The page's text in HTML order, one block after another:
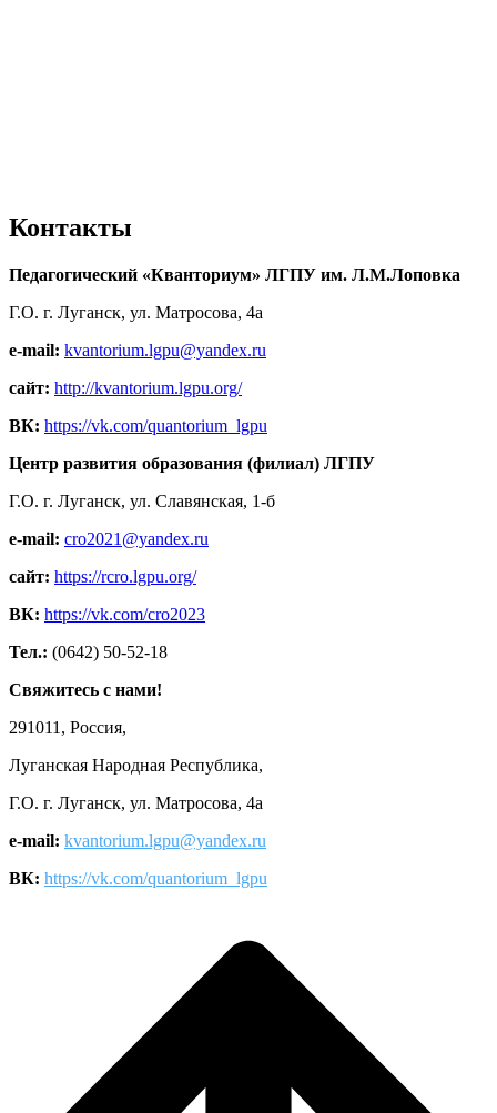
Контакты
Педагогический «Кванториум» ЛГПУ им. Л.М.Лоповка
Г.О. г. Луганск, ул. Матросова, 4а
e-mail: kvantorium.lgpu@yandex.ru
сайт: http://kvantorium.lgpu.org/
ВК: https://vk.com/quantorium_lgpu
Центр развития образования (филиал) ЛГПУ
Г.О. г. Луганск, ул. Славянская, 1-б
e-mail: cro2021@yandex.ru
сайт: https://rcro.lgpu.org/
ВК: https://vk.com/cro2023
Тел.: (0642) 50-52-18
Свяжитесь с нами!
291011, Россия,
Луганская Народная Республика,
Г.О. г. Луганск, ул. Матросова, 4а
e-mail: kvantorium.lgpu@yandex.ru
ВК: https://vk.com/quantorium_lgpu